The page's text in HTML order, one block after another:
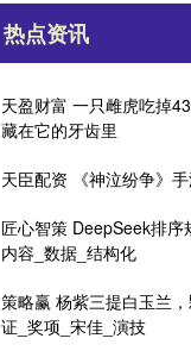
热点资讯
天盈财富 一只雌虎吃掉
藏在它的牙齿里
天臣配资 《神泣纷争》
匠心智策 DeepSeek排序
内容_数据_结构化
策略赢 杨紫三提白玉兰
证_奖项_宋佳_演技